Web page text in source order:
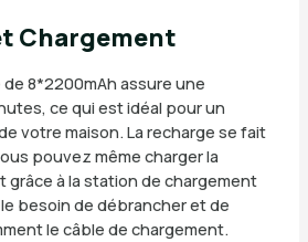
Chargement
8*2200mAh assure une
ce qui est idéal pour un
votre maison. La recharge se fait
pouvez même charger la
à la station de chargement
besoin de débrancher et de
le câble de chargement.